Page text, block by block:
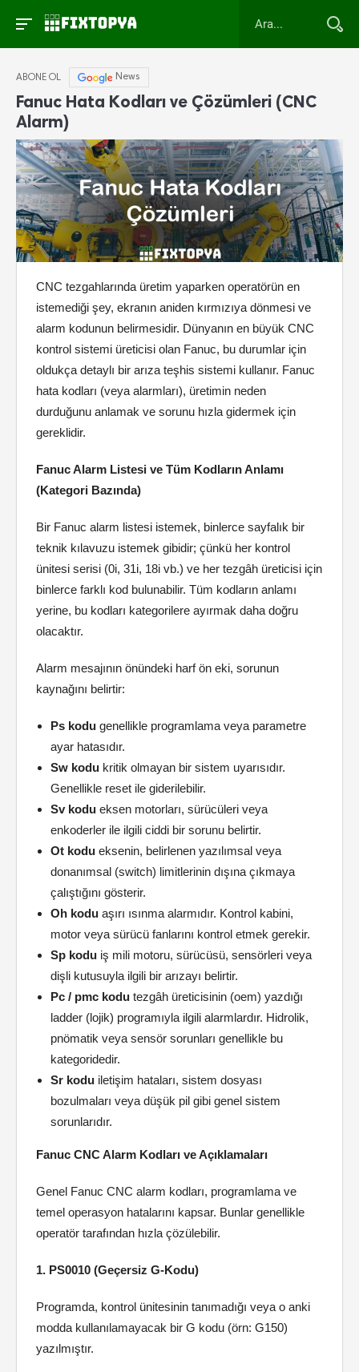
ABONE OL News
Fanuc Hata Kodları ve Çözümleri (CNC
Alarm)
CNC tezgahlarında üretim yaparken operatörün en
istemediği şey, ekranın aniden kırmızıya dönmesi ve
alarm kodunun belirmesidir. Dünyanın en büyük CNC
kontrol sistemi üreticisi olan Fanuc, bu durumlar için
oldukça detaylı bir arıza teşhis sistemi kullanır. Fanuc
hata kodları (veya alarmları), üretimin neden
durduğunu anlamak ve sorunu hızla gidermek için
gereklidir.
Fanuc Alarm Listesi ve Tüm Kodların Anlamı
(Kategori Bazında)
Bir Fanuc alarm listesi istemek, binlerce sayfalık bir
teknik kılavuzu istemek gibidir; çünkü her kontrol
ünitesi serisi (0i, 31i, 18i vb.) ve her tezgâh üreticisi için
binlerce farklı kod bulunabilir. Tüm kodların anlamı
yerine, bu kodları kategorilere ayırmak daha doğru
olacaktır.
Alarm mesajının önündeki harf ön eki, sorunun
kaynağını belirtir:
Ps kodu genellikle programlama veya parametre
ayar hatasıdır.
Sw kodu kritik olmayan bir sistem uyarısıdır.
Genellikle reset ile giderilebilir.
Sv kodu eksen motorları, sürücüleri veya
enkoderler ile ilgili ciddi bir sorunu belirtir.
Ot kodu eksenin, belirlenen yazılımsal veya
donanımsal (switch) limitlerinin dışına çıkmaya
çalıştığını gösterir.
Oh kodu aşırı ısınma alarmıdır. Kontrol kabini,
motor veya sürücü fanlarını kontrol etmek gerekir.
Sp kodu iş mili motoru, sürücüsü, sensörleri veya
dişli kutusuyla ilgili bir arızayı belirtir.
Pc / pmc kodu tezgâh üreticisinin (oem) yazdığı
ladder (lojik) programıyla ilgili alarmlardır. Hidrolik,
pnömatik veya sensör sorunları genellikle bu
kategoridedir.
Sr kodu iletişim hataları, sistem dosyası
bozulmaları veya düşük pil gibi genel sistem
sorunlarıdır.
Fanuc CNC Alarm Kodları ve Açıklamaları
Genel Fanuc CNC alarm kodları, programlama ve
temel operasyon hatalarını kapsar. Bunlar genellikle
operatör tarafından hızla çözülebilir.
1. PS0010 (Geçersiz G-Kodu)
Programda, kontrol ünitesinin tanımadığı veya o anki
modda kullanılamayacak bir G kodu (örn: G150)
yazılmıştır.